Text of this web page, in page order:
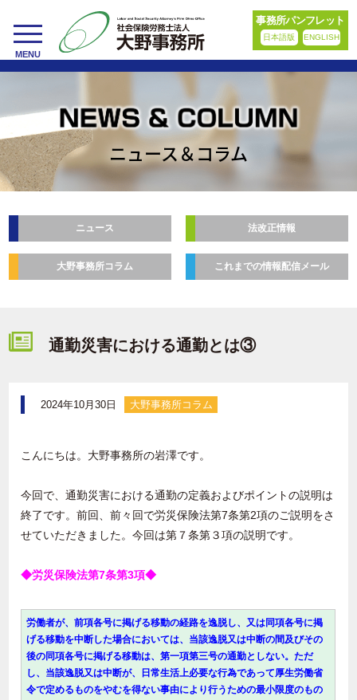
toggle
navigation
MENU
事務所パンフレット
日本語版 ENGLISH
ニュース＆コラム
ニュース 法改正情報
大野事務所コラム これまでの情報配信メール
通勤災害における通勤とは③
2024年10月30日 大野事務所コラム
こんにちは。大野事務所の岩澤です。
今回で、通勤災害における通勤の定義およびポイントの説明は
終了です。前回、前々回で労災保険法第7条第2項のご説明をさ
せていただきました。今回は第７条第３項の説明です。
◆労災保険法第7条第3項◆
労働者が、前項各号に掲げる移動の経路を逸脱し、又は同項各号に掲
げる移動を中断した場合においては、当該逸脱又は中断の間及びその
後の同項各号に掲げる移動は、第一項第三号の通勤としない。ただ
し、当該逸脱又は中断が、日常生活上必要な行為であって厚生労働省
令で定めるものをやむを得ない事由により行うための最小限度のもの